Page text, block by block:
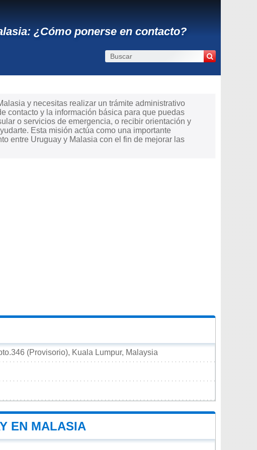
¿Cómo ponerse en contacto?
y necesitas realizar un trámite administrativo
contacto y la información básica para que puedas
o servicios de emergencia, o recibir orientación y
Esta misión actúa como una importante
entre Uruguay y Malasia con el fin de mejorar las
(Provisorio), Kuala Lumpur, Malaysia
EN MALASIA